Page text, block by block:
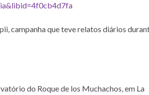
campanha que teve relatos diários
do Roque de los Muchachos, em La